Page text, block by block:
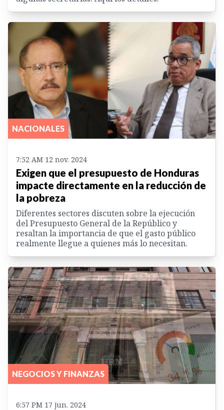
NACIONALES
7:52 AM 12 nov. 2024
Exigen que el presupuesto de Honduras
impacte directamente en la reducción de
la pobreza
Diferentes sectores discuten sobre la ejecución
del Presupuesto General de la Repúblico y
resaltan la importancia de que el gasto público
realmente llegue a quienes más lo necesitan.
NEGOCIOS Y FINANZAS
6:57 PM 17 jun. 2024